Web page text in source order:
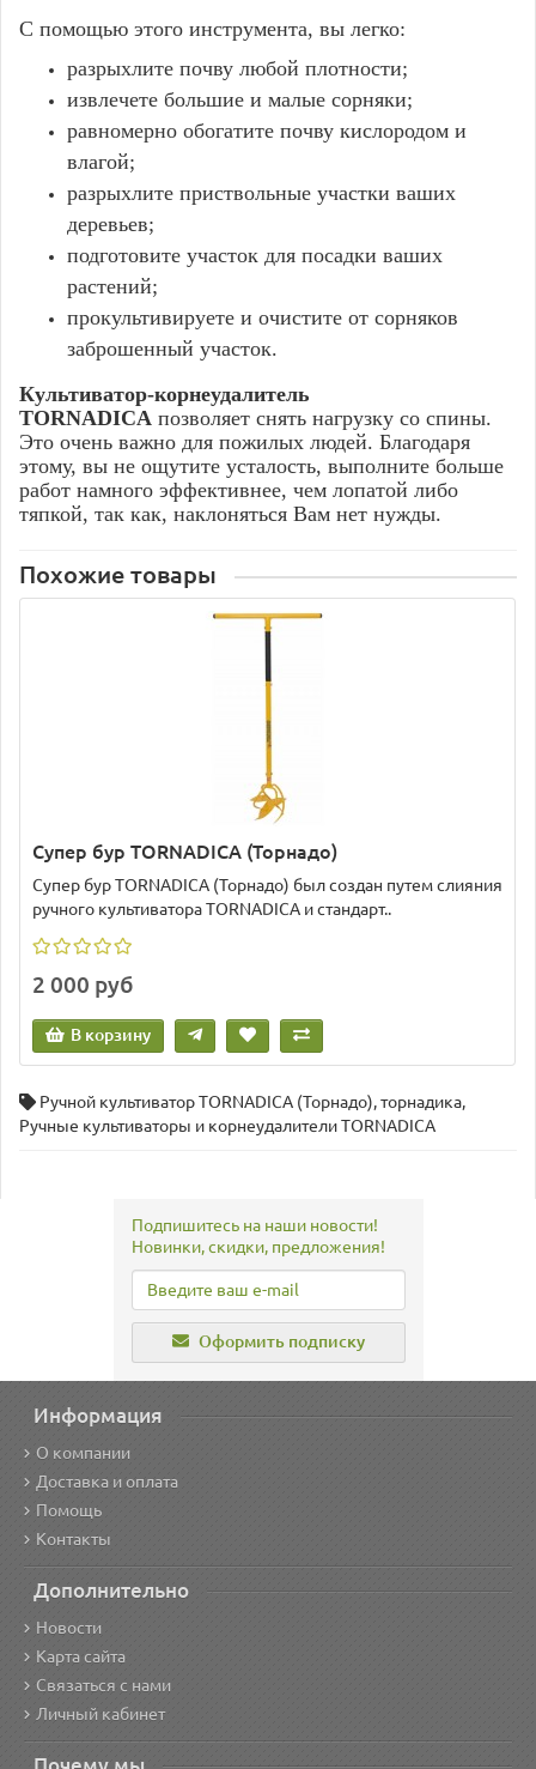
С помощью этого инструмента, вы легко:
разрыхлите почву любой плотности;
извлечете большие и малые сорняки;
равномерно обогатите почву кислородом и
влагой;
разрыхлите приствольные участки ваших
деревьев;
подготовите участок для посадки ваших
растений;
прокультивируете и очистите от сорняков
заброшенный участок.
Культиватор-корнеудалитель
TORNADICA позволяет снять нагрузку со спины.
Это очень важно для пожилых людей. Благодаря
этому, вы не ощутите усталость, выполните больше
работ намного эффективнее, чем лопатой либо
тяпкой, так как, наклоняться Вам нет нужды.
Похожие товары
Супер бур TORNADICA (Торнадо)
Супер бур TORNADICA (Торнадо) был создан путем слияния
ручного культиватора TORNADICA и стандарт..
2 000 руб
В корзину
Ручной культиватор TORNADICA (Торнадо),торнадика,
Ручные культиваторы и корнеудалители TORNADICA
Подпишитесь на наши новости!
Новинки, скидки, предложения!
Оформить подписку
Информация
О компании
Доставка и оплата
Помощь
Контакты
Дополнительно
Новости
Карта сайта
Связаться с нами
Личный кабинет